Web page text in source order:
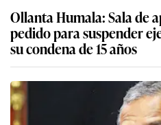
Ollanta Humala: Sala de
pedido para suspender
su condena de 15 años